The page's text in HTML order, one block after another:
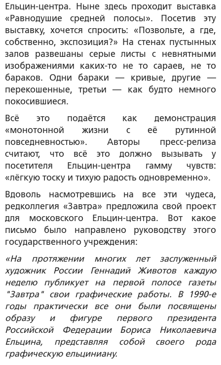
Ельцин-центра. Ныне здесь проходит выставка
«Равнодушие средней полосы». Посетив эту
выставку, хочется спросить: «Позвольте, а где,
собственно, экспозиция?» На стенах пустынных
залов развешаны серые листы с невнятными
изображениями каких-то не то сараев, не то
бараков. Одни бараки — кривые, другие —
перекошенные, третьи — как будто немного
покосившиеся.
Всё это подаётся как демонстрация
«монотонной жизни с её рутинной
повседневностью». Авторы пресс-релиза
считают, что всё это должно вызывать у
посетителя Ельцин-центра гамму чувств:
«лёгкую тоску и тихую радость одновременно».
Вдоволь насмотревшись на все эти чудеса,
редколлегия «Завтра» предложила свой проект
для московского Ельцин-центра. Вот какое
письмо было направлено руководству этого
государственного учреждения:
«На протяжении многих лет заслуженный
художник России Геннадий Животов каждую
неделю публикует на первой полосе газеты
"Завтра" свои графические работы. В 1990-е
годы практически все они были посвящены
образу и фигуре первого президента
Российской Федерации Бориса Николаевича
Ельцина, представляя собой своего рода
графическую ельциниану.